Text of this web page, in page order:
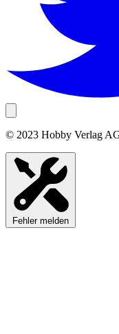
© 2023 Hobby Verlag
Fehler melden